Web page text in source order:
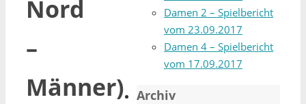
Nord
–
Männer)
Damen 2 – Spielbericht
vom 23.09.2017
Damen 4 – Spielbericht
vom 17.09.2017
Archiv